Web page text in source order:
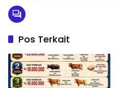
Pos Terkait